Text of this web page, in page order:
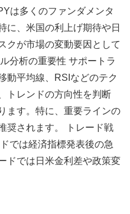
は多くのファンダメンタ
に、米国の利上げ期待や日
クが市場の変動要因として
分析の重要性 サポートラ
動平均線、RSIなどのテク
トレンドの方向性を判断
ます。特に、重要ラインの
奨されます。 トレード戦
では経済指標発表後の急
ドでは日米金利差や政策変